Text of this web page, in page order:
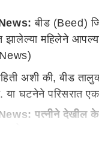
बीड (Beed)
महिलेने
अशी की, बीड
घटनेने परिसरात एकच
पत्नीने देखील
सखोल तपास करण्यात